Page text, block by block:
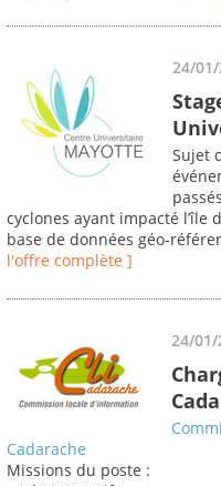
24/
Sujet
cyclones ayant impacté l’île
base de données
l'offre complète ]
24/01/
Cadarache
Missions du poste :